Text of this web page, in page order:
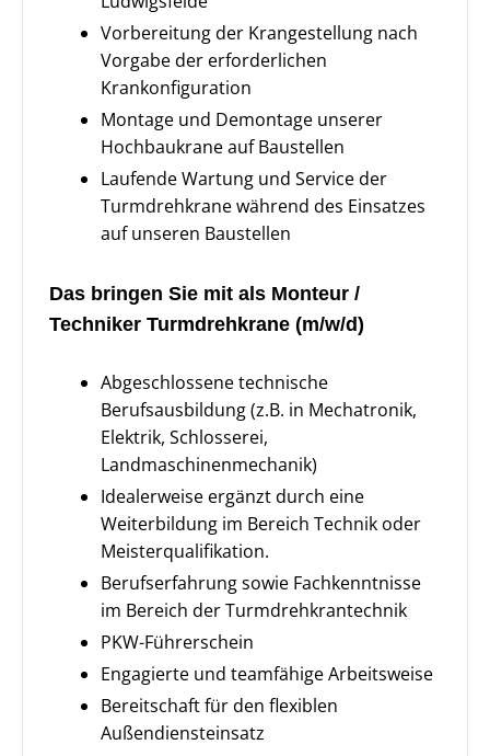
Vorbereitung der Krangestellung nach
Vorgabe der erforderlichen
Krankonfiguration
Montage und Demontage unserer
Hochbaukrane auf Baustellen
Laufende Wartung und Service der
Turmdrehkrane während des Einsatzes
auf unseren Baustellen
Das bringen Sie mit als Monteur /
Techniker Turmdrehkrane (m/w/d)
Abgeschlossene technische
Berufsausbildung (z.B. in Mechatronik,
Elektrik, Schlosserei,
Landmaschinenmechanik)
Idealerweise ergänzt durch eine
Weiterbildung im Bereich Technik oder
Meisterqualifikation.
Berufserfahrung sowie Fachkenntnisse
im Bereich der Turmdrehkrantechnik
PKW-Führerschein
Engagierte und teamfähige Arbeitsweise
Bereitschaft für den flexiblen
Außendiensteinsatz